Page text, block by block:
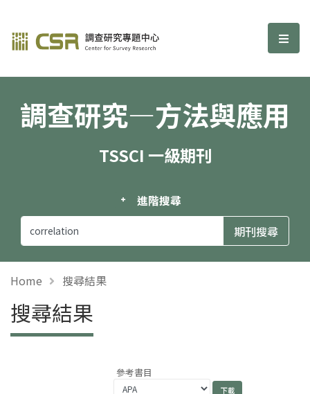
調查研究—方法與應用期刊 選
調查研究—方法與應用
TSSCI 一級期刊
進階搜尋
Home 搜尋結果
搜尋結果
參考書目